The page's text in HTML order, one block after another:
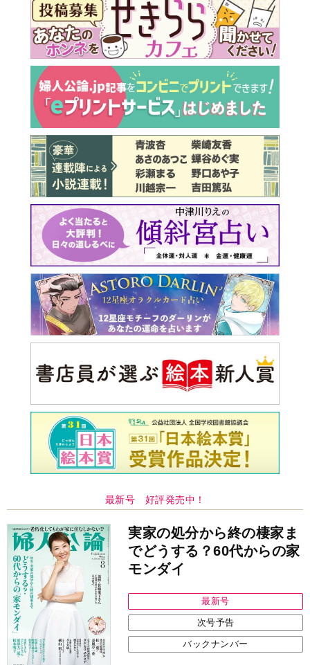
最新号 好評発売中！
実家の処分から終の棲家ま
でどうする？60代からの家
モンダイ
最新号
次号予告
バックナンバー